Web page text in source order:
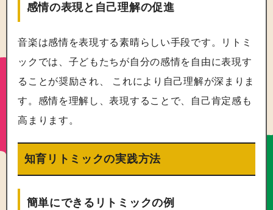
感情の表現と自己理解の促進
音楽は感情を表現する素晴らしい手段です。リトミ
ックでは、子どもたちが自分の感情を自由に表現す
ることが奨励され、 これにより自己理解が深まりま
す。感情を理解し、表現することで、自己肯定感も
高まります。
知育リトミックの実践方法
簡単にできるリトミックの例